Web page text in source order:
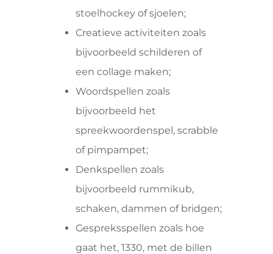
stoelhockey of sjoelen;
Creatieve activiteiten zoals
bijvoorbeeld schilderen of
een collage maken;
Woordspellen zoals
bijvoorbeeld het
spreekwoordenspel, scrabble
of pimpampet;
Denkspellen zoals
bijvoorbeeld rummikub,
schaken, dammen of bridgen;
Gespreksspellen zoals hoe
gaat het, 1330, met de billen